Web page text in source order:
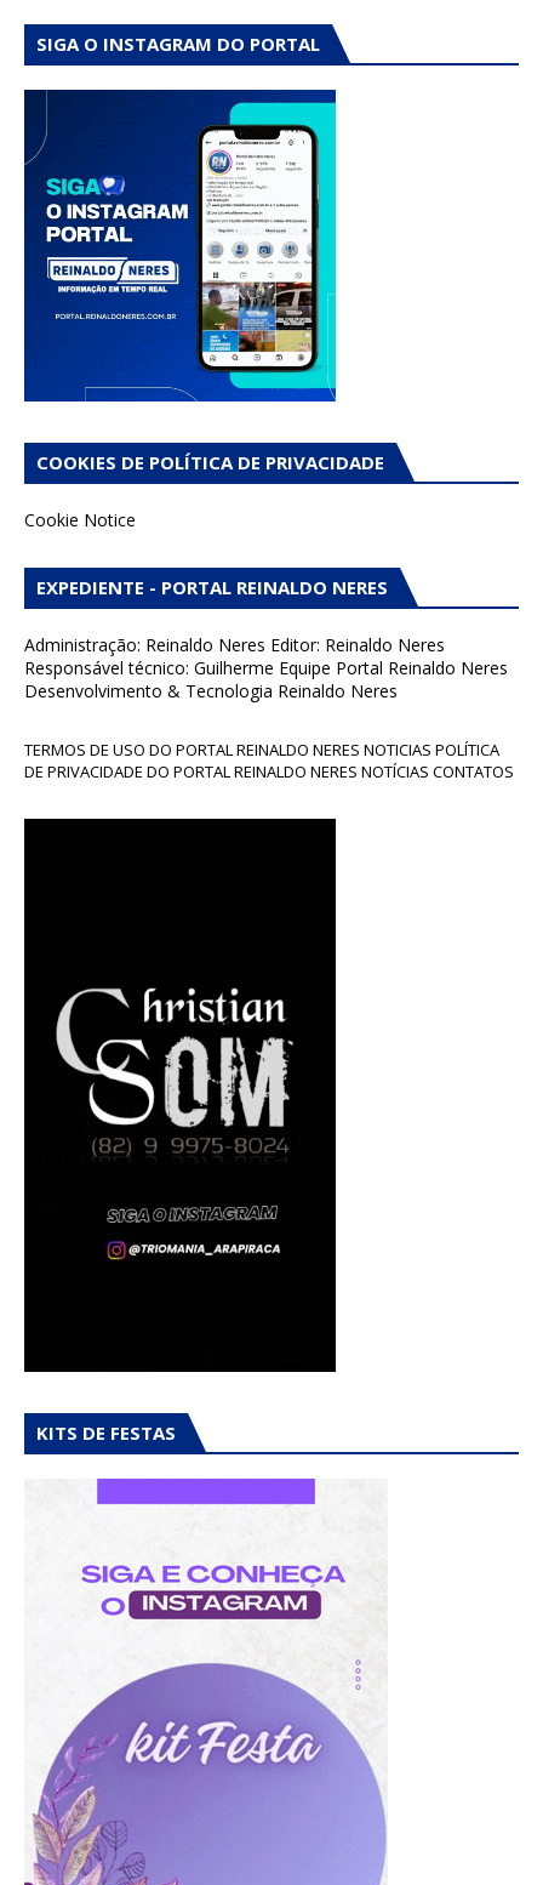
SIGA O INSTAGRAM DO PORTAL
COOKIES DE POLÍTICA DE PRIVACIDADE
Cookie Notice
EXPEDIENTE - PORTAL REINALDO NERES
Administração: Reinaldo Neres Editor: Reinaldo Neres
Responsável técnico: Guilherme Equipe Portal Reinaldo Neres
Desenvolvimento & Tecnologia Reinaldo Neres
TERMOS DE USO DO PORTAL REINALDO NERES NOTICIAS POLÍTICA
DE PRIVACIDADE DO PORTAL REINALDO NERES NOTÍCIAS CONTATOS
KITS DE FESTAS